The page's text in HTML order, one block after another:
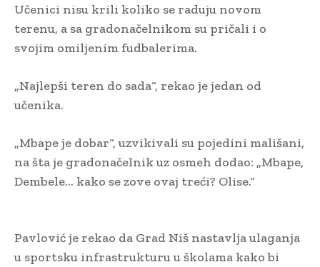
Učenici nisu krili koliko se raduju novom
terenu, a sa gradonačelnikom su pričali i o
svojim omiljenim fudbalerima.
„Najlepši teren do sada“, rekao je jedan od
učenika.
„Mbape je dobar“, uzvikivali su pojedini mališani,
na šta je gradonačelnik uz osmeh dodao: „Mbape,
Dembele… kako se zove ovaj treći? Olise.“
Pavlović je rekao da Grad Niš nastavlja ulaganja
u sportsku infrastrukturu u školama kako bi